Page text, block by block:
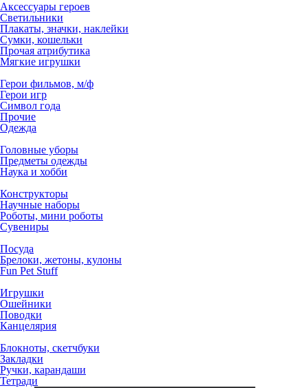
Аксессуары героев
Светильники
Плакаты, значки, наклейки
Сумки, кошельки
Прочая атрибутика
Мягкие игрушки
Герои фильмов, м/ф
Герои игр
Символ года
Прочие
Одежда
Головные уборы
Предметы одежды
Наука и хобби
Конструкторы
Научные наборы
Роботы, мини роботы
Сувениры
Посуда
Брелоки, жетоны, кулоны
Fun Pet Stuff
Игрушки
Ошейники
Поводки
Канцелярия
Блокноты, скетчбуки
Закладки
Ручки, карандаши
Тетради